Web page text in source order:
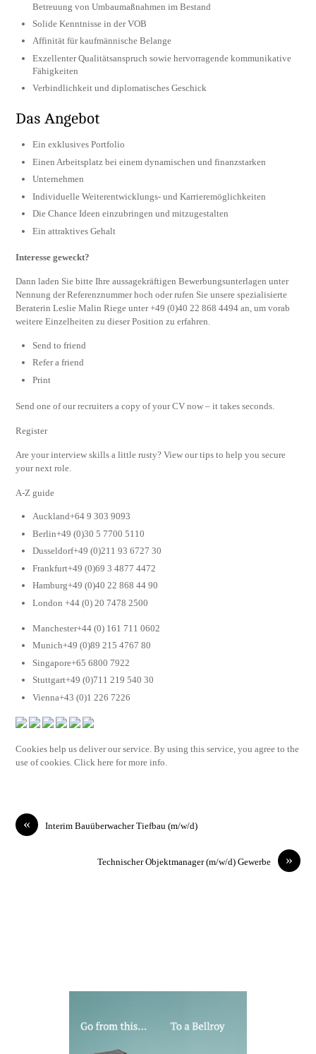
Betreuung von Umbaumaßnahmen im Bestand
Solide Kenntnisse in der VOB
Affinität für kaufmännische Belange
Exzellenter Qualitätsanspruch sowie hervorragende kommunikative
Fähigkeiten
Verbindlichkeit und diplomatisches Geschick
Das Angebot
Ein exklusives Portfolio
Einen Arbeitsplatz bei einem dynamischen und finanzstarken
Unternehmen
Individuelle Weiterentwicklungs- und Karrieremöglichkeiten
Die Chance Ideen einzubringen und mitzugestalten
Ein attraktives Gehalt
Interesse geweckt?
Dann laden Sie bitte Ihre aussagekräftigen Bewerbungsunterlagen unter
Nennung der Referenznummer hoch oder rufen Sie unsere spezialisierte
Beraterin Leslie Malin Riege unter +49 (0)40 22 868 4494 an, um vorab
weitere Einzelheiten zu dieser Position zu erfahren.
Send to friend
Refer a friend
Print
Send one of our recruiters a copy of your CV now – it takes seconds.
Register
Are your interview skills a little rusty? View our tips to help you secure
your next role.
A-Z guide
Auckland+64 9 303 9093
Berlin+49 (0)30 5 7700 5110
Dusseldorf+49 (0)211 93 6727 30
Frankfurt+49 (0)69 3 4877 4472
Hamburg+49 (0)40 22 868 44 90
London +44 (0) 20 7478 2500
Manchester+44 (0) 161 711 0602
Munich+49 (0)89 215 4767 80
Singapore+65 6800 7922
Stuttgart+49 (0)711 219 540 30
Vienna+43 (0)1 226 7226
Cookies help us deliver our service. By using this service, you agree to the
use of cookies. Click here for more info.
« Interim Bauüberwacher Tiefbau (m/w/d)
»
Technischer Objektmanager (m/w/d) Gewerbe